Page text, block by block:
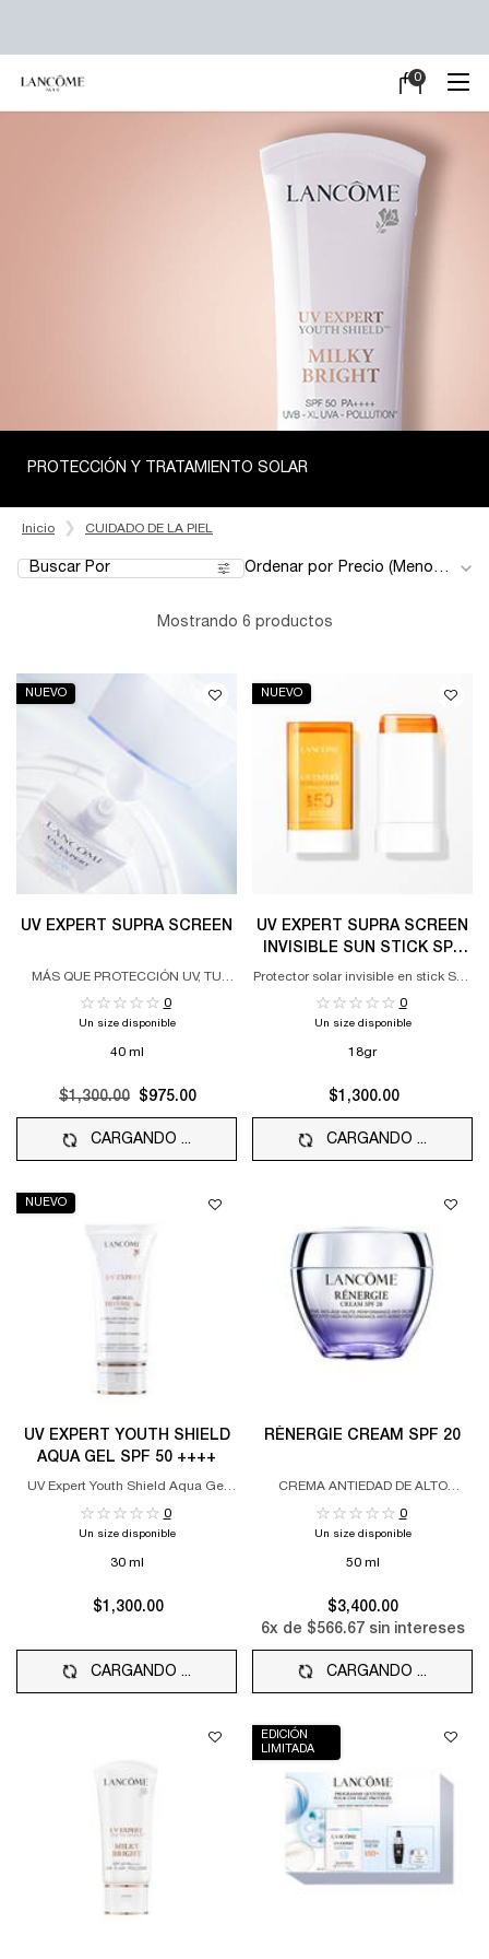
Mi
0
0 producto
PROTECCIÓN Y TRATAMIENTO SOLAR
Inicio CUIDADO DE LA PIEL
Buscar Por
Filters menu
Ordenar por
Mostrando 6 productos
NUEVO
UV EXPERT SUPRA SCREEN
MÁS QUE PROTECCIÓN UV, TU
FOTOENVEJECIMIENTO
0
Un size disponible
40 ml
Old price
$1,300.00 New price
$975.00
CARGANDO ...
NUEVO
UV EXPERT SUPRA SCREEN
INVISIBLE SUN STICK SPF
50
Protector solar invisible en stick SPF
todo tipo de piel, incluso las más
sensibles.
0
Un size disponible
18gr
$1,300.00
CARGANDO ...
NUEVO
UV EXPERT YOUTH SHIELD
AQUA GEL SPF 50 ++++
UV Expert Youth Shield Aqua Gel
0
Un size disponible
30 ml
$1,300.00
CARGANDO ...
RÉNERGIE CREAM SPF 20
CREMA ANTIEDAD DE ALTO
0
Un size disponible
50 ml
$3,400.00
6x de $566.67sin intereses
CARGANDO ...
EDICIÓN
LIMITADA